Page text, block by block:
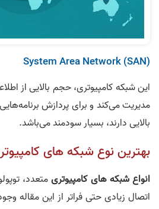
System Area Network (SAN)
این شبکه کامپیوتری، حجم بالایی از
مدیریت می‌کند و برای پردازش
بالایی دارند، بسیار سودمند می‌باشد.
بهترین نوع شبکه های
انواع شبکه های کامپیوتریمتعدد،
اتصال زیادی حتی فراتر از این